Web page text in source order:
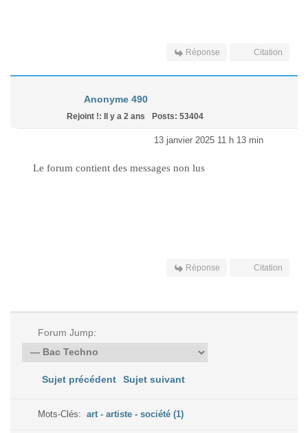
Réponse Citation
Anonyme 490
Rejoint !: Il y a 2 ans Posts: 53404
13 janvier 2025 11 h 13 min
Le forum contient des messages non lus
Réponse Citation
Forum Jump:
Sujet précédent Sujet suivant
Mots-Clés:art - artiste - société (1)